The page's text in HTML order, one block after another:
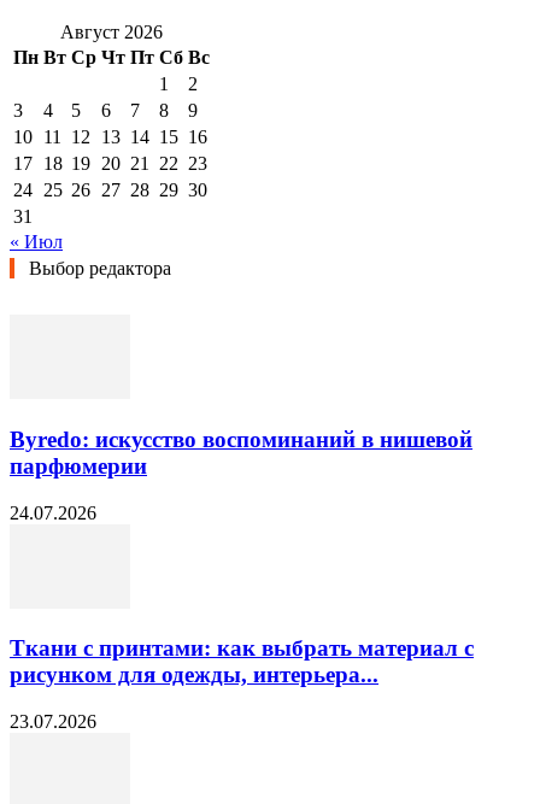
Август 2026
Пн Вт Ср Чт Пт Сб Вс
1
2
3
4 5 6 7 8
9
10 11 12 13 14 15 16
17 18 19 20 21 22 23
24 25 26 27 28 29 30
31
« Июл
Выбор редактора
Byredo: искусство воспоминаний в нишевой
парфюмерии
24.07.2026
Ткани с принтами: как выбрать материал с
рисунком для одежды, интерьера...
23.07.2026